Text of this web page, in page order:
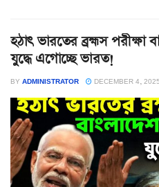
হঠাৎ ভারতের ব্রহ্মস পরীক্ষা
যুদ্ধে এগোচ্ছে ভারত!
BY ADMINISTRATOR DECEMBER 4, 2025